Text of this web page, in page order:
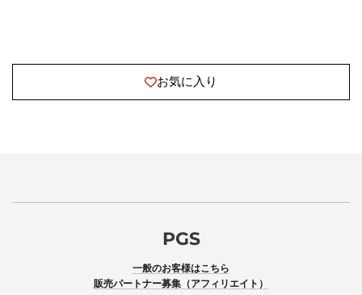
お気に入り
PGS
一般のお客様はこちら
販売パートナー募集（アフィリエイト）